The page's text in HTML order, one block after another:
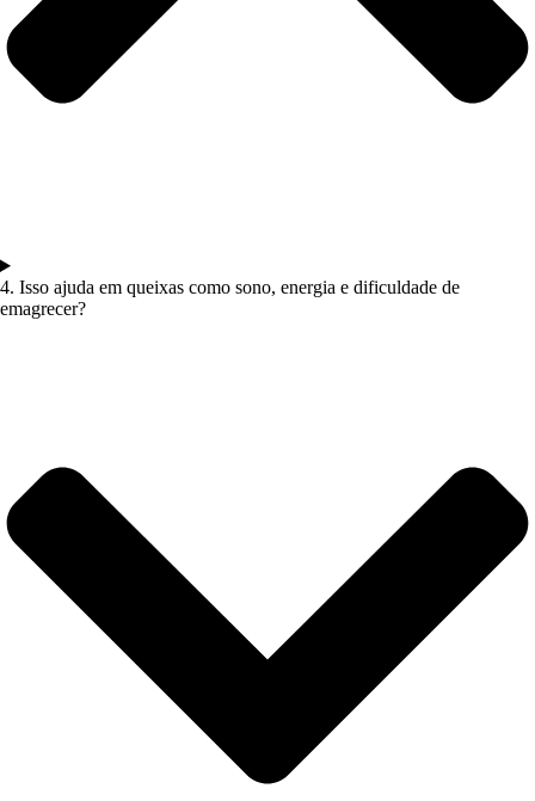
4. Isso ajuda em queixas como sono, energia e dificuldade de
emagrecer?